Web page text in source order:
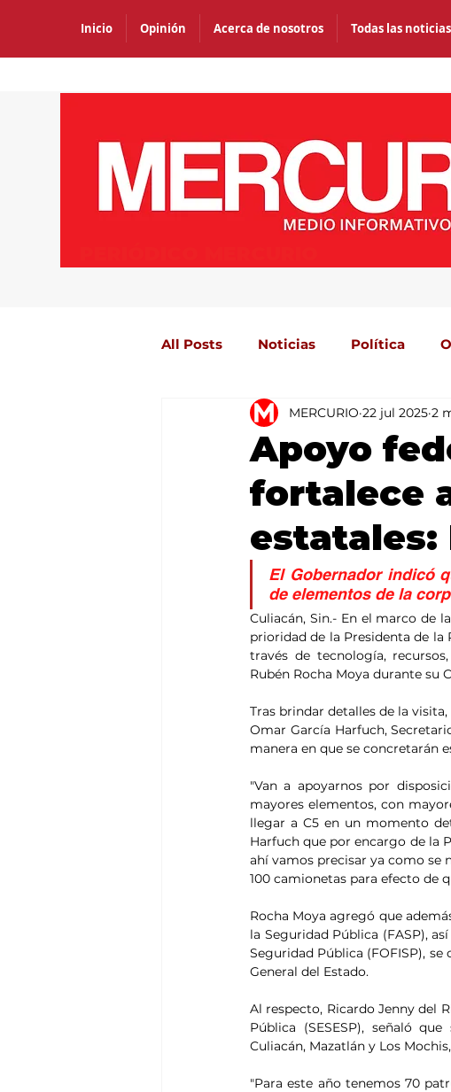
Inicio Opinión Acerca de nosotros Todas las noticias
All Posts Noticias Política
Agricultura México Mundo
Apoyo
fortalece
estatales:
MERCURIO 22 jul 2025 2
El Gobernador indicó
de elementos de la
Culiacán, Sin.- En el marco de
prioridad de la Presidenta de la
través de tecnología,
Rubén Rocha Moya durante su
Tras brindar detalles de la
Omar García Harfuch,
manera en que se concretarán
"Van a apoyarnos por
mayores elementos, con
llegar a C5 en un momento
Harfuch que por encargo de la
ahí vamos precisar ya como se
100 camionetas para efecto de
Rocha Moya agregó que
la Seguridad Pública (FASP),
Seguridad Pública (FOFISP),
General del Estado.
Al respecto, Ricardo Jenny del
Pública (SESESP), señaló
Culiacán, Mazatlán y Los
"Para este año tenemos 70